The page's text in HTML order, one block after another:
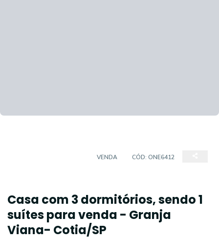
VENDA CÓD: ONE6412
Casa com 3 dormitórios, sendo 1
suítes para venda - Granja
Viana- Cotia/SP